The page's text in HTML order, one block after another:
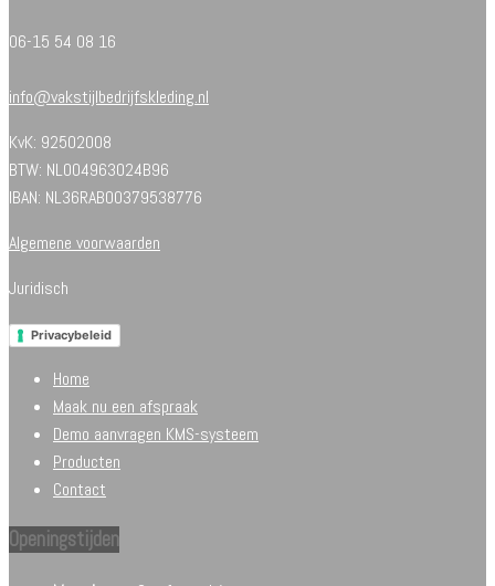
06-15 54 08 16
info@vakstijlbedrijfskleding.nl
KvK: 92502008
BTW: NL004963024B96
IBAN: NL36RABO0379538776
Algemene voorwaarden
Juridisch
Privacybeleid
Home
Maak nu een afspraak
Demo aanvragen KMS-systeem
Producten
Contact
Openingstijden